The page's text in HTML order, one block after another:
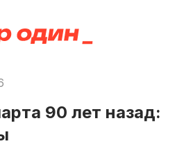
90 лет назад: